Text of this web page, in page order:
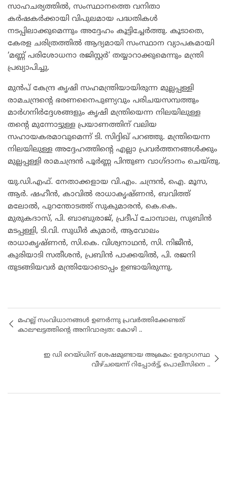
സാഹചര്യത്തിൽ, സംസ്ഥാനത്തെ വനിതാ
കർഷകർക്കായി വിപുലമായ പദ്ധതികൾ
നടപ്പിലാക്കുമെന്നും അദ്ദേഹം കൂട്ടിച്ചേർത്തു. കൂടാതെ,
കേരള ചരിത്രത്തിൽ ആദ്യമായി സംസ്ഥാന വ്യാപകമായി
‘മണ്ണ് പരിശോധനാ രജിസ്റ്റർ’ തയ്യാറാക്കുമെന്നും മന്ത്രി
പ്രഖ്യാപിച്ചു.
മുൻപ് കേന്ദ്ര കൃഷി സഹമന്ത്രിയായിരുന്ന മുല്ലപ്പള്ളി
രാമചന്ദ്രന്റെ ഭരണനൈപുണ്യവും പരിചയസമ്പത്തും
മാർഗനിർദ്ദേശങ്ങളും കൃഷി മന്ത്രിയെന്ന നിലയിലുള്ള
തന്റെ മുന്നോട്ടുള്ള പ്രയാണത്തിന് വലിയ
സഹായകരമാവുമെന്ന് ടി. സിദ്ദിഖ് പറഞ്ഞു. മന്ത്രിയെന്ന
നിലയിലുള്ള അദ്ദേഹത്തിന്റെ എല്ലാ പ്രവർത്തനങ്ങൾക്കും
മുല്ലപ്പള്ളി രാമചന്ദ്രൻ പൂർണ്ണ പിന്തുണ വാഗ്ദാനം ചെയ്തു.
യു.ഡി.എഫ്. നേതാക്കളായ വി.എം. ചന്ദ്രൻ, ഐ. മൂസ,
ആർ. ഷഹീൻ, കാവിൽ രാധാകൃഷ്ണൻ, ബവിത്ത്
മലോൽ, പുറന്തോടത്ത് സുകുമാരൻ, കെ.കെ.
മുരുകദാസ്, പി. ബാബുരാജ്, പ്രദീപ് ചോമ്പാല, സുബിൻ
മടപ്പള്ളി, ടി.വി. സുധീർ കുമാർ, ആവോലം
രാധാകൃഷ്ണൻ, സി.കെ. വിശ്വനാഥൻ, സി. നിജീൻ,
കുരിയാടി സതീശൻ, പ്രബിൻ പാക്കയിൽ, പി. രജനി
തുടങ്ങിയവർ മന്ത്രിയോടൊപ്പം ഉണ്ടായിരുന്നു.
മഹല്ല് സംവിധാനങ്ങൾ ഉണർന്നു പ്രവർത്തിക്കേണ്ടത്
കാലഘട്ടത്തിന്റെ അനിവാര്യത: കോഴി ..
ഇ ഡി റെയ്ഡിന് ശേഷമുണ്ടായ അക്രമം: ഉദ്യോഗസ്ഥ
വീഴ്ചയെന്ന് റിപ്പോർട്ട്, പൊലീസിനെ ..